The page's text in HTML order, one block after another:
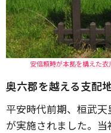
安倍頼時が本拠を構えた衣
奥六郡を越える支配
平安時代前期、桓武
が実施されました。